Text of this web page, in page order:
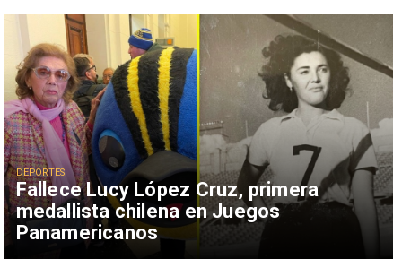
Fallece Lucy López Cruz, primera
medallista chilena en Juegos
Panamericanos
DEPORTES